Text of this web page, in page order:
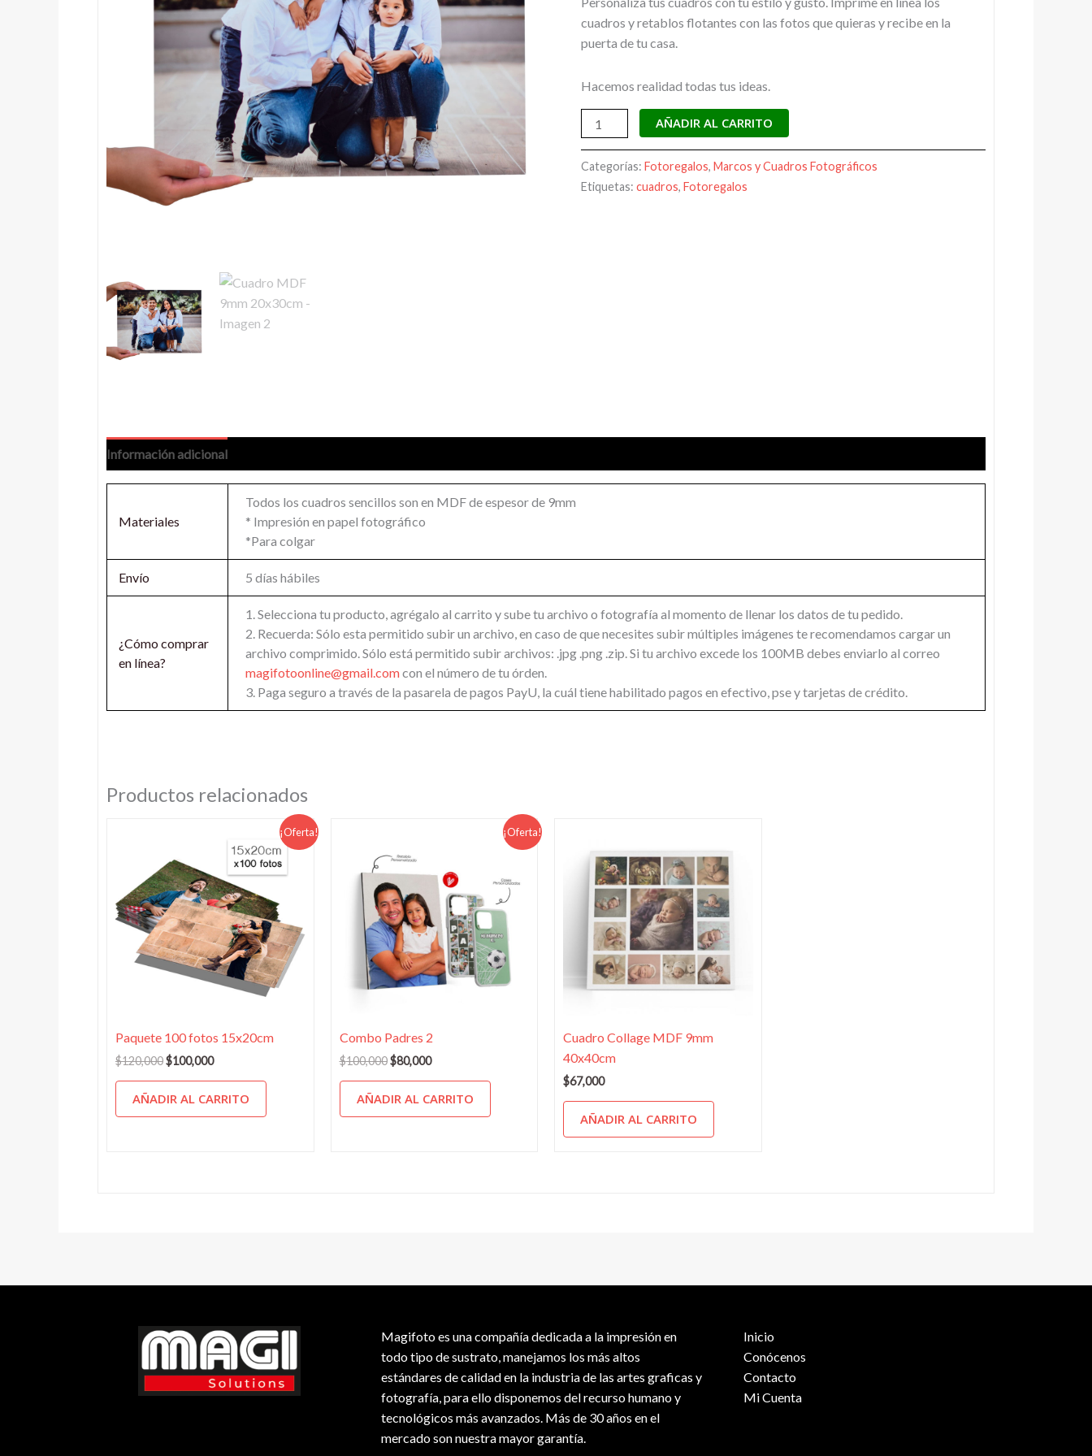
cuadros y retablos flotantes con las fotos que quieras y recibe en la
puerta de tu casa.
Hacemos realidad todas tus ideas.
AÑADIR AL CARRITO
Categorías:Fotoregalos,Marcos y Cuadros Fotográficos
Etiquetas:cuadros,Fotoregalos
Información adicional
Materiales
Todos los cuadros sencillos son en MDF de espesor de 9mm
* Impresión en papel fotográfico
*Para colgar
Envío 5 días hábiles
¿Cómo comprar
en línea?
1. Selecciona tu producto, agrégalo al carrito y sube tu archivo o fotografía al momento de llenar los datos de tu pedido.
2. Recuerda: Sólo esta permitido subir un archivo, en caso de que necesites subir múltiples imágenes te recomendamos cargar un
archivo comprimido. Sólo está permitido subir archivos: .jpg .png .zip. Si tu archivo excede los 100MB debes enviarlo al correo
magifotoonline@gmail.comcon el número de tu órden.
3. Paga seguro a través de la pasarela de pagos PayU, la cuál tiene habilitado pagos en efectivo, pse y tarjetas de crédito.
Productos relacionados
¡Oferta!
Paquete 100 fotos 15x20cm
$120,000
era:
$120,000.
$100,000
precio
actual
$100,000.
AÑADIR AL CARRITO
¡Oferta!
Combo Padres 2
$100,000
original
$100,000.
$80,000
$80,000.
AÑADIR AL CARRITO
Cuadro Collage MDF 9mm
40x40cm
$67,000
AÑADIR AL CARRITO
Magifoto es una compañía dedicada a la impresión en
todo tipo de sustrato, manejamos los más altos
estándares de calidad en la industria de las artes graficas y
fotografía, para ello disponemos del recurso humano y
tecnológicos más avanzados. Más de 30 años en el
mercado son nuestra mayor garantía.
Inicio
Conócenos
Contacto
Mi Cuenta